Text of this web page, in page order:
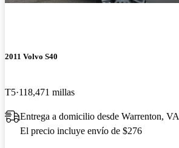
2011 Volvo S40
T5 118,471 millas
Entrega a domicilio desde Warrenton, VA
El precio incluye envío de $276